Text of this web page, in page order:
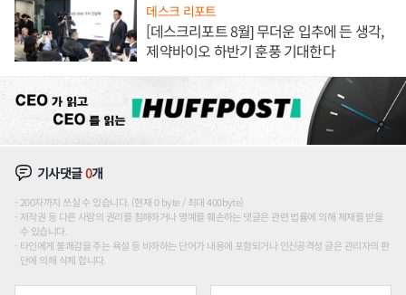
데스크 리포트
[데스크리포트 8월] 무더운 입추에 든 생각,
제약바이오 하반기 훈풍 기대한다
기사댓글0개
200자까지 쓰실 수 있습니다. (현재 0 byte / 최대 400byte)
저작권 등 다른 사람의 권리를 침해하거나 명예를 훼손하는 댓글은 관련 법률에 의해 제재를 받을
수 있습니다.
타인에게 불쾌감을 주는 욕설 등 비하하는 단어가 내용에 포함되거나 인신공격성 글은 관리자의 판
단에 의해 삭제 합니다.